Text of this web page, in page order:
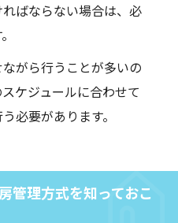
ばならない場合は、必
がら行うことが多いの
ケジュールに合わせて
必要があります。
管理方式を知っておこ